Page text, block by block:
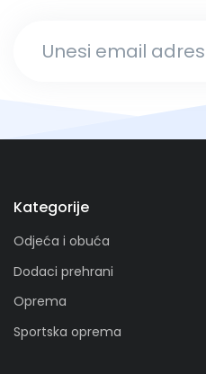
Kategorije
Odjeća i obuća
Dodaci prehrani
Oprema
Sportska oprema